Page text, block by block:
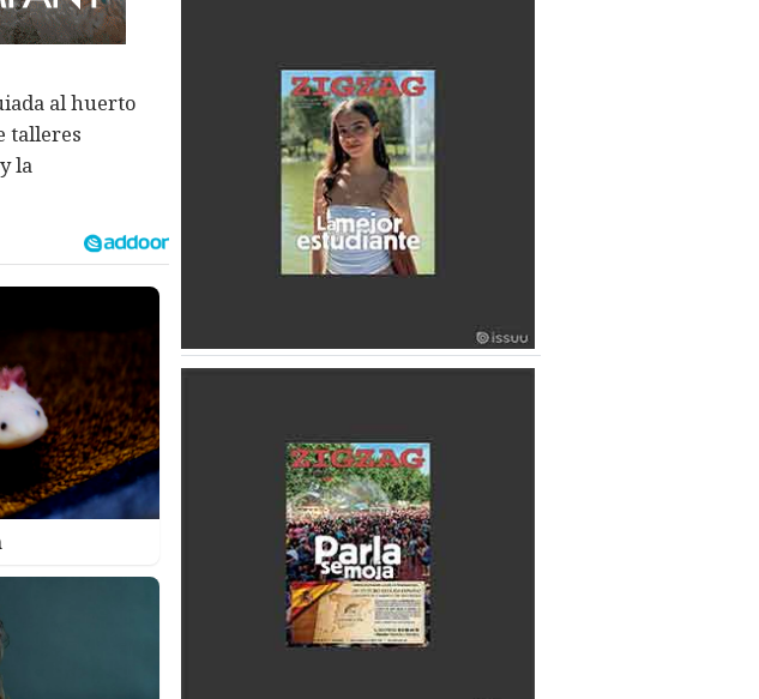
al huerto
talleres
la